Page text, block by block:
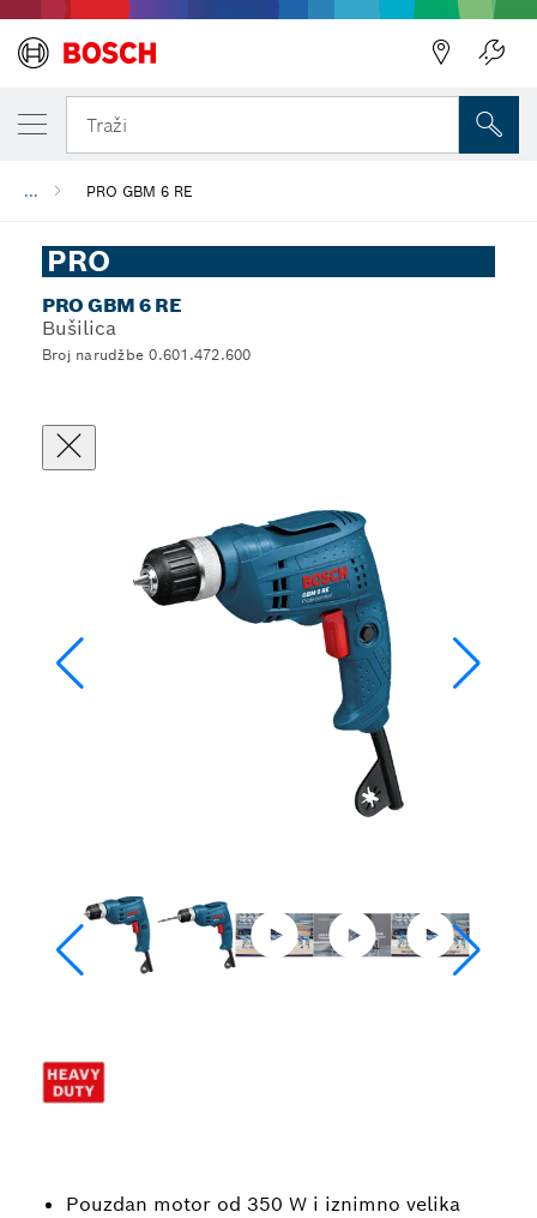
Traži
... PRO GBM 6 RE
PRO
PRO GBM 6 RE
Bušilica
Broj narudžbe 0.601.472.600
Pouzdan motor od 350 W i iznimno velika